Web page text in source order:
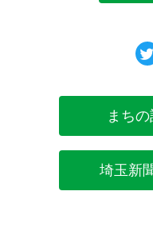
まち
埼玉新